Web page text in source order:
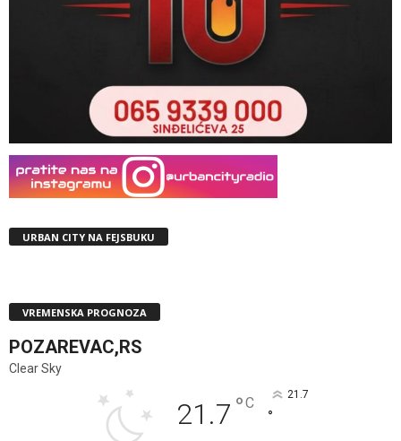
URBAN CITY NA FEJSBUKU
VREMENSKA PROGNOZA
POZAREVAC,RS
Clear Sky
21.7 °C 21.7
°